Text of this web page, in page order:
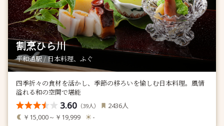
割烹ひら川
平和通駅 / 日本料理、ふぐ
四季折々の食材を活かし、季節の移ろいを愉しむ日本料理。風情
溢れる和の空間で堪能
3.60 （39人） 2436人
￥15,000～￥19,999 -